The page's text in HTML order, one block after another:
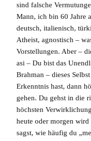
sind falsche
Mann, ich bin 60 Jahre
deutsch, italienisch,
Atheist, agnostisch –
Vorstellungen. Aber –
asi – Du bist das
Brahman – dieses
Erkenntnis hast, dann
gehen. Du gehst in die
höchsten
heute oder morgen
sagst, wie häufig du